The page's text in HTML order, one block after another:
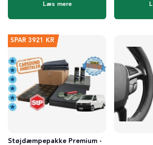
Læs mere
SPAR 3921 KR
Støjdæmpepakke Premium -